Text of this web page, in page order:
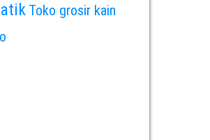
Toko grosir kain